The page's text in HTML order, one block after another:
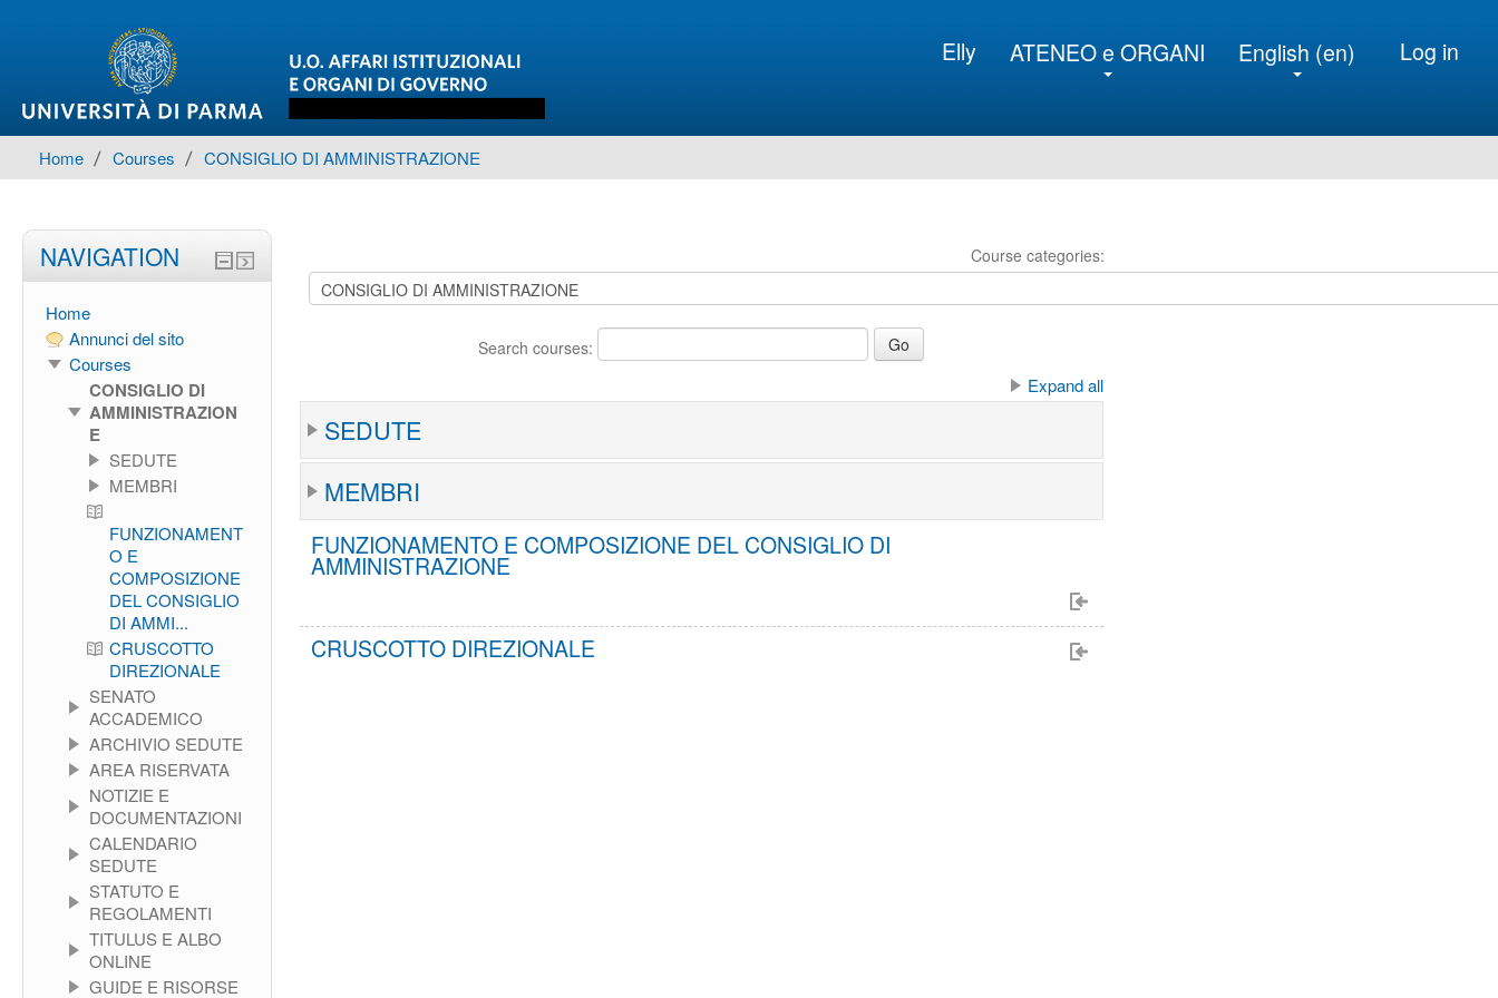
Elly Log in
ATENEO e ORGANI English ‎(en)‎
Home ▶︎ Courses ▶︎ CONSIGLIO DI AMMINISTRAZIONE
Course categories:
Search courses:
Expand all
SEDUTE
MEMBRI
FUNZIONAMENTO E COMPOSIZIONE DEL CONSIGLIO DI
AMMINISTRAZIONE
CRUSCOTTO DIREZIONALE
NAVIGATION
Home
Annunci del sito
Courses
CONSIGLIO DI
AMMINISTRAZION
E
SEDUTE
MEMBRI
FUNZIONAMENT
O E
COMPOSIZIONE
DEL CONSIGLIO
DI AMMI...
CRUSCOTTO
DIREZIONALE
SENATO
ACCADEMICO
ARCHIVIO SEDUTE
AREA RISERVATA
NOTIZIE E
DOCUMENTAZIONI
CALENDARIO
SEDUTE
STATUTO E
REGOLAMENTI
TITULUS E ALBO
ONLINE
GUIDE E RISORSE